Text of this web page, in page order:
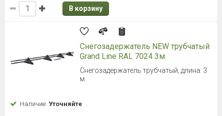
В корзину
Снегозадержатель NEW трубчатый
Grand Line RAL 7024 3м
Снегозадержатель трубчатый, длина: 3
м
Наличие: Уточняйте